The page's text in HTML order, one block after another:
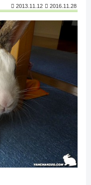
2013.11.12 2016.11.28